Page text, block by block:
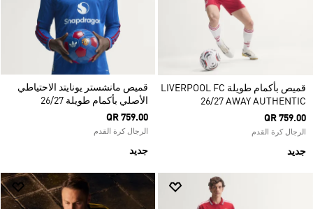
قميص بأكمام طويلة LIVERPOOL FC
26/27 AWAY AUTHENTIC
QR 759.00
الرجال كرة القدم
جديد
قميص مانشستر يونايتد الاحتياطي
الأصلي بأكمام طويلة 26/27
QR 759.00
الرجال كرة القدم
جديد